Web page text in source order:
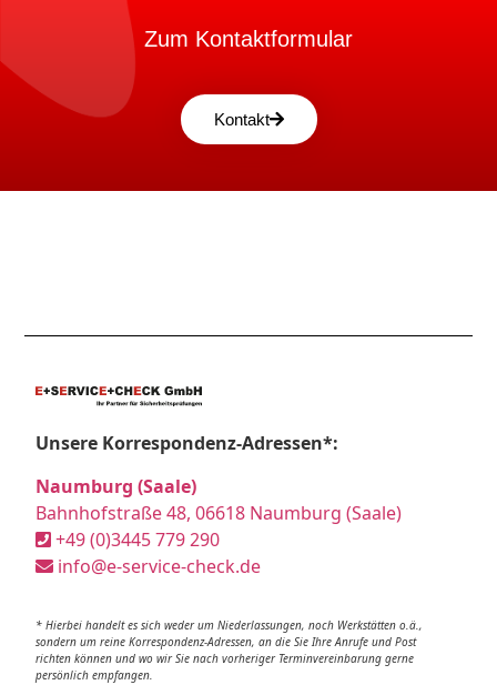
Zum Kontaktformular
Kontakt
Unsere Korrespondenz-Adressen*:
Naumburg (Saale)
Bahnhofstraße 48, 06618 Naumburg (Saale)
+49 (0)3445 779 290
info@e-service-check.de
* Hierbei handelt es sich weder um Niederlassungen, noch Werkstätten o.ä.,
sondern um reine Korrespondenz-Adressen, an die Sie Ihre Anrufe und Post
richten können und wo wir Sie nach vorheriger Terminvereinbarung gerne
persönlich empfangen.